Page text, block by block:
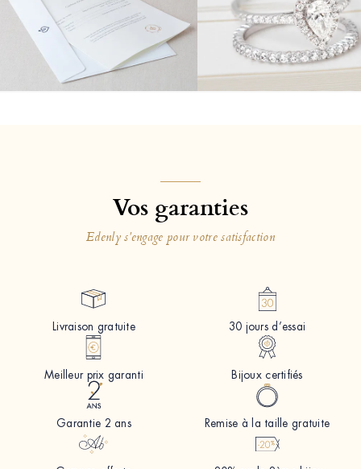
Vos garanties
Edenly s'engage pour votre satisfaction
Livraison gratuite 30 jours d’essai
Meilleur prix garanti Bijoux certifiés
Garantie 2 ans Remise à la taille gratuite